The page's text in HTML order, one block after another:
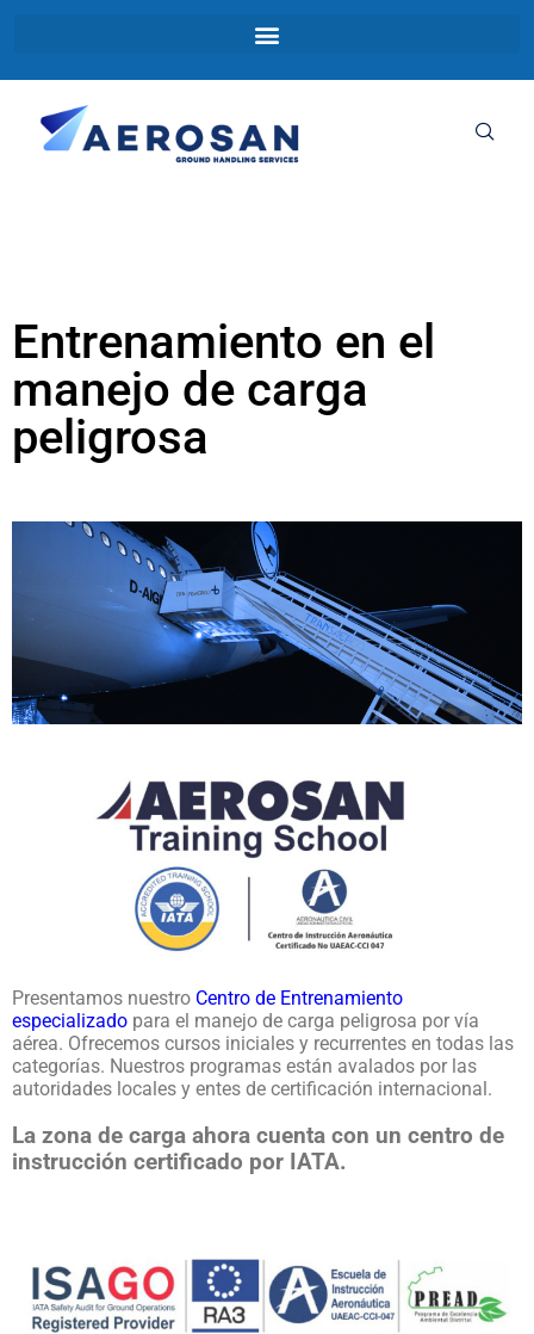
Entrenamiento en el
manejo de carga
peligrosa
Presentamos nuestro Centro de Entrenamiento
especializado para el manejo de carga peligrosa por vía
aérea. Ofrecemos cursos iniciales y recurrentes en todas las
categorías. Nuestros programas están avalados por las
autoridades locales y entes de certificación internacional.
La zona de carga ahora cuenta con un centro de
instrucción certificado por IATA.